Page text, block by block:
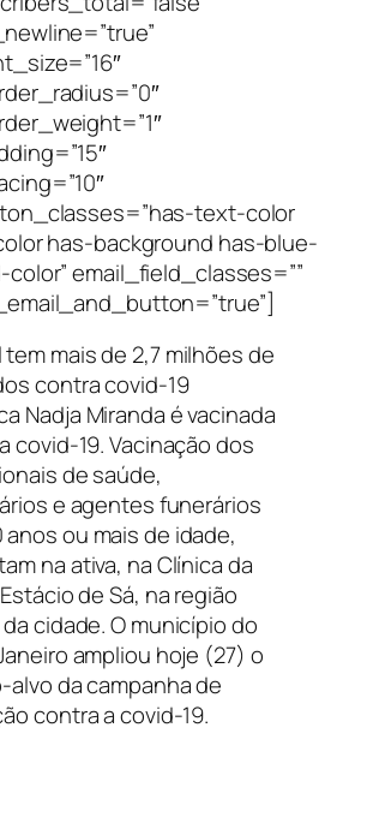
text-color
has-background has-blue-
email_field_classes=””
Nadja Miranda é vacinada
covid-19. Vacinação dos
de saúde,
e agentes funerários
anos ou mais de idade,
na ativa, na Clínica da
de Sá, na região
cidade. O município do
ampliou hoje (27) o
alvo da campanha de
contra a covid-19.